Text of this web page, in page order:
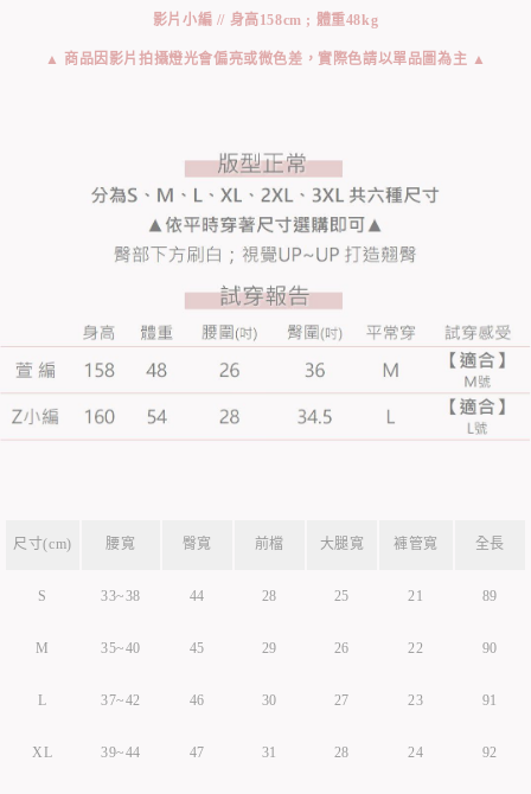
影片小編 // 身高158cm ; 體重48kg
▲ 商品因影片拍攝燈光會偏亮或微色差，實際色請以單品圖為主 ▲
尺寸(cm) 腰寬 臀寬 前檔 大腿寬 褲管寬 全長
S 33~38 44 28 25 21 89
M 35~40 45 29 26 22 90
L 37~42 46 30 27 23 91
XL 39~44 47 31 28 24 92